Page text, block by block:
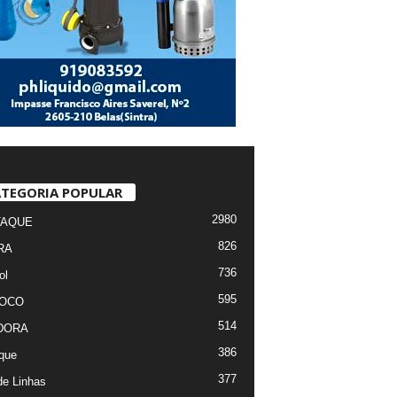
POPULAR
2980
826
736
595
514
386
Linhas 377